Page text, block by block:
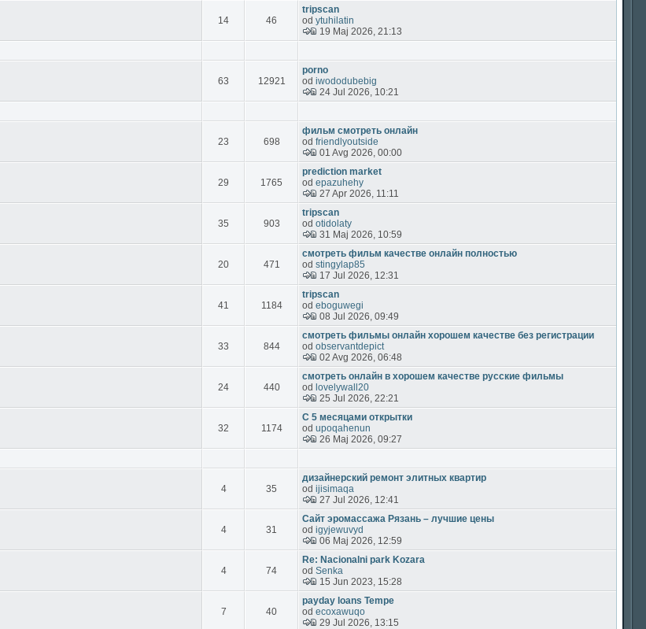
14 46
tripscan
od ytuhilatin
19 Maj 2026, 21:13
63 12921
porno
od iwododubebig
24 Jul 2026, 10:21
23 698
фильм смотреть онлайн
od friendlyoutside
01 Avg 2026, 00:00
29 1765
prediction market
od epazuhehy
27 Apr 2026, 11:11
35 903
tripscan
od otidolaty
31 Maj 2026, 10:59
20 471
смотреть фильм качестве онлайн полностью
od stingylap85
17 Jul 2026, 12:31
41 1184
tripscan
od eboguwegi
08 Jul 2026, 09:49
33 844
смотреть фильмы онлайн хорошем качестве без регистрации
od observantdepict
02 Avg 2026, 06:48
24 440
смотреть онлайн в хорошем качестве русские фильмы
od lovelywall20
25 Jul 2026, 22:21
32 1174
С 5 месяцами открытки
od upoqahenun
26 Maj 2026, 09:27
4 35
дизайнерский ремонт элитных квартир
od ijisimaqa
27 Jul 2026, 12:41
4 31
Сайт эромассажа Рязань – лучшие цены
od igyjewuvyd
06 Maj 2026, 12:59
4 74
Re: Nacionalni park Kozara
od Senka
15 Jun 2023, 15:28
7 40
payday loans Tempe
od ecoxawuqo
29 Jul 2026, 13:15